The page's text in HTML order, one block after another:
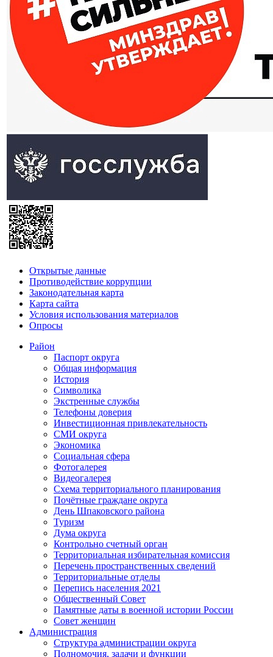
Открытые данные
Противодействие коррупции
Законодательная карта
Карта сайта
Условия использования материалов
Опросы
Район
Паспорт округа
Общая информация
История
Символика
Экстренные службы
Телефоны доверия
Инвестиционная привлекательность
СМИ округа
Экономика
Социальная сфера
Фотогалерея
Видеогалерея
Схема территориального планирования
Почётные граждане округа
День Шпаковского района
Туризм
Дума округа
Контрольно счетный орган
Территориальная избирательная комиссия
Перечень пространственных сведений
Территориальные отделы
Перепись населения 2021
Общественный Совет
Памятные даты в военной истории России
Совет женщин
Администрация
Структура администрации округа
Полномочия, задачи и функции